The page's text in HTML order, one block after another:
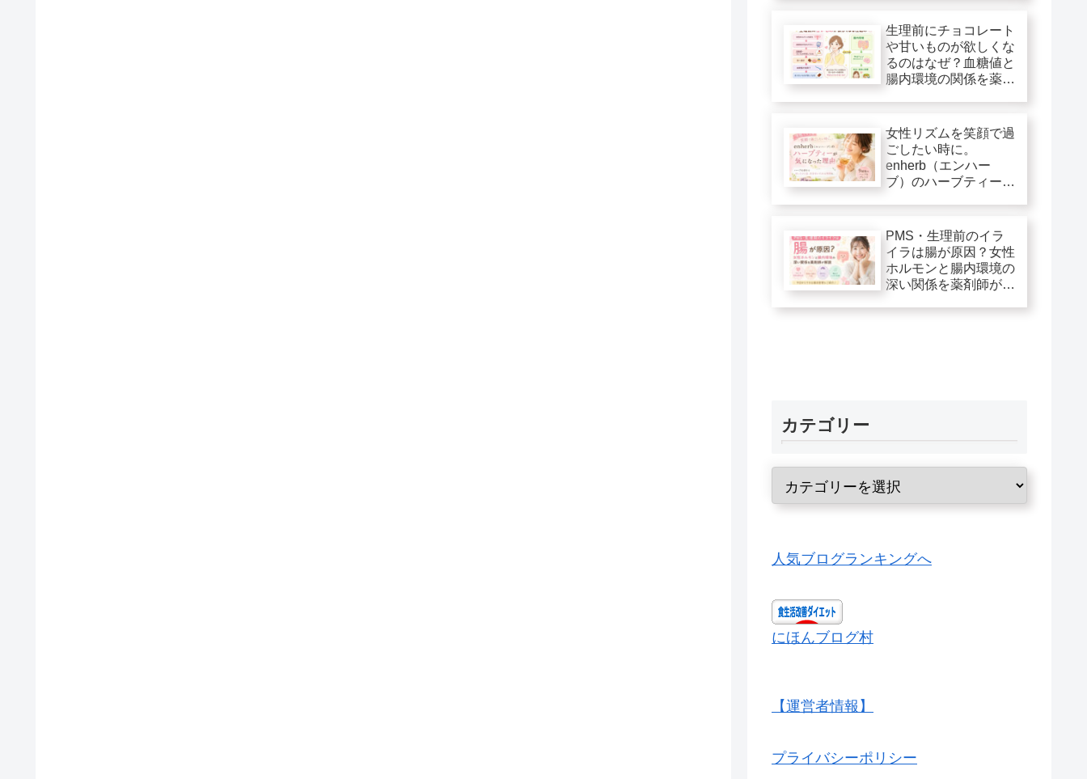
生理前にチョコレート
や甘いものが欲しくな
るのはなぜ？血糖値と
腸内環境の関係を薬剤
女性リズムを笑顔で過
ごしたい時に。
enherb（エンハー
ブ）のハーブティーが
PMS・生理前のイラ
イラは腸が原因？女性
ホルモンと腸内環境の
深い関係を薬剤師が解
カテゴリー
人気ブログランキングへ
にほんブログ村
【運営者情報】
プライバシーポリシー